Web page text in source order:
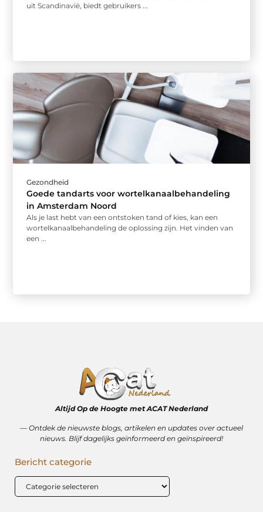
uit Scandinavië, biedt gebruikers ...
Gezondheid
Goede tandarts voor wortelkanaalbehandeling
in Amsterdam Noord
Als je last hebt van een ontstoken tand of kies, kan een
wortelkanaalbehandeling de oplossing zijn. Het vinden van
een ...
Altijd Op de Hoogte met ACAT Nederland
–– Ontdek de nieuwste blogs, artikelen en updates over actueel
nieuws. Blijf dagelijks geïnformeerd en geïnspireerd!
Bericht categorie